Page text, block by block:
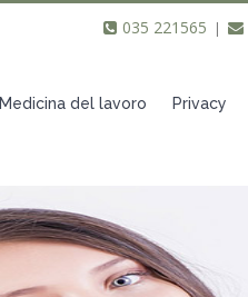
035 221565 |
Medicina del lavoro Privacy